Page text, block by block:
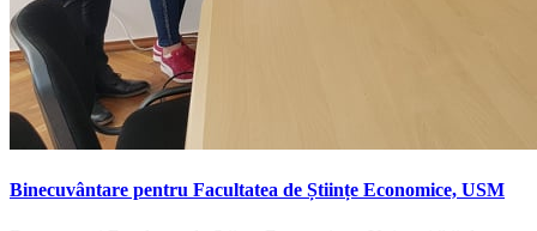
Binecuvântare pentru Facultatea de Științe Economice, USM